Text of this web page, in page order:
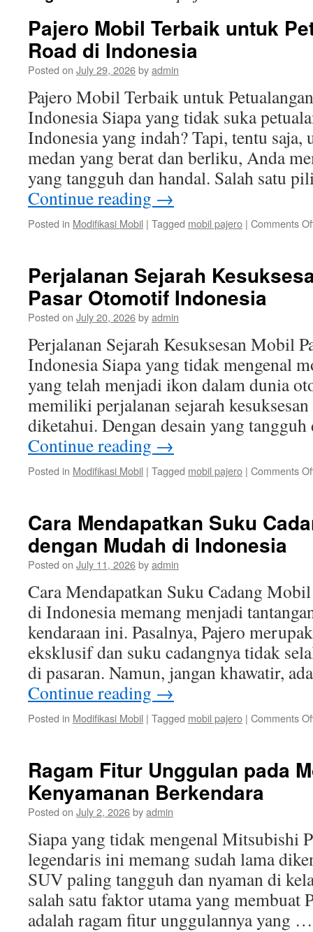
Pajero Mobil Terbaik untuk
Road di Indonesia
Posted on July 29, 2026byadmin
Pajero Mobil Terbaik untuk
Indonesia Siapa yang tidak suka
Indonesia yang indah? Tapi, tentu saja,
medan yang berat dan berliku, Anda
yang tangguh dan handal. Salah satu
Continue reading →
Posted in Modifikasi Mobil | Tagged mobil pajero | Comments
Perjalanan Sejarah
Pasar Otomotif Indonesia
Posted on July 20, 2026byadmin
Perjalanan Sejarah Kesuksesan Mobil
Indonesia Siapa yang tidak mengenal
yang telah menjadi ikon dalam dunia
memiliki perjalanan sejarah
diketahui. Dengan desain yang
Continue reading →
Posted in Modifikasi Mobil | Tagged mobil pajero | Comments
Cara Mendapatkan Suku
dengan Mudah di Indonesia
Posted on July 11, 2026byadmin
Cara Mendapatkan Suku Cadang
di Indonesia memang menjadi
kendaraan ini. Pasalnya, Pajero
eksklusif dan suku cadangnya tidak
di pasaran. Namun, jangan khawatir,
Continue reading →
Posted in Modifikasi Mobil | Tagged mobil pajero | Comments
Ragam Fitur Unggulan pada
Kenyamanan Berkendara
Posted on July 2, 2026byadmin
Siapa yang tidak mengenal Mitsubishi
legendaris ini memang sudah lama
SUV paling tangguh dan nyaman di
salah satu faktor utama yang membuat
adalah ragam fitur unggulannya yang